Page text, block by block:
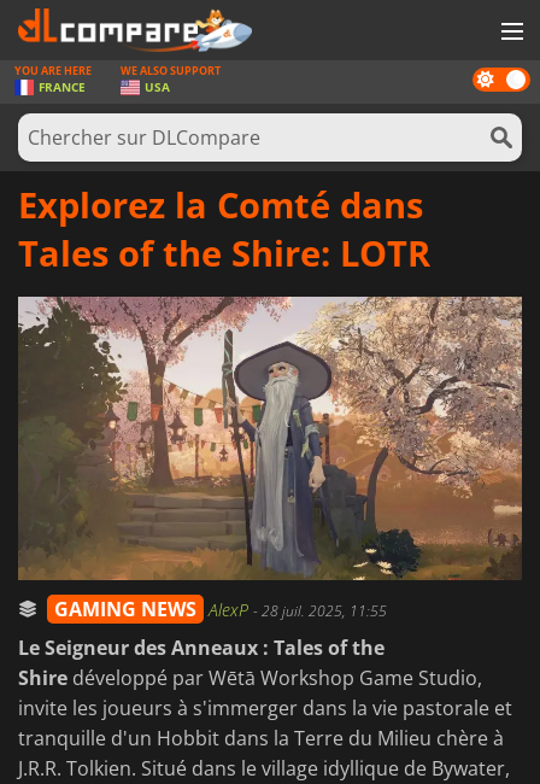
JEUX
CARTES PRÉPAYÉES
LOGICIELS
CONCOURS
NEWS
SE CONNECTER OU S'INSCRIRE
Dark
mode
YOU ARE HERE
FRANCE
WE ALSO SUPPORT
USA
Explorez la Comté dans
Tales of the Shire: LOTR
GAMING NEWS AlexP -28 juil. 2025, 11:55
Le Seigneur des Anneaux : Tales of the
Shire développé par Wētā Workshop Game Studio,
invite les joueurs à s'immerger dans la vie pastorale et
tranquille d'un Hobbit dans la Terre du Milieu chère à
J.R.R. Tolkien. Situé dans le village idyllique de Bywater,